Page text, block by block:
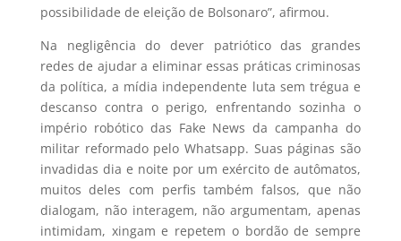
possibilidade de eleição de Bolsonaro”, afirmou.
Na negligência do dever patriótico das grandes
redes de ajudar a eliminar essas práticas criminosas
da política, a mídia independente luta sem trégua e
descanso contra o perigo, enfrentando sozinha o
império robótico das Fake News da campanha do
militar reformado pelo Whatsapp. Suas páginas são
invadidas dia e noite por um exército de autômatos,
muitos deles com perfis também falsos, que não
dialogam, não interagem, não argumentam, apenas
intimidam, xingam e repetem o bordão de sempre